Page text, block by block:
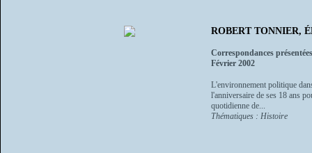
ROBERT TONNIER,
Correspondances
Février 2002
L'environnement politique
l'anniversaire de ses 18 ans
quotidienne de...
Thématiques : Histoire